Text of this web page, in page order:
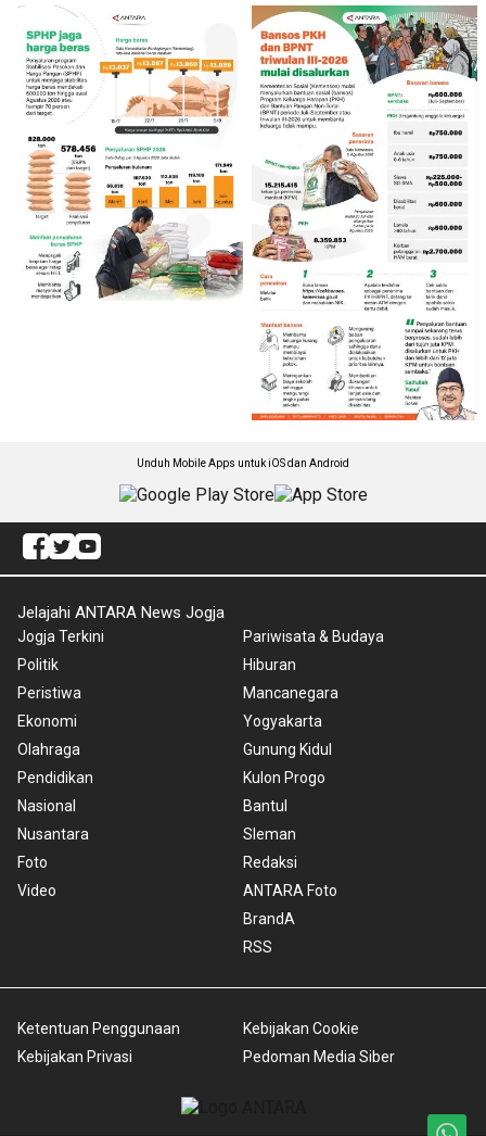
Unduh Mobile Apps untuk iOS dan Android
Jelajahi ANTARA News Jogja
Jogja Terkini
Politik
Peristiwa
Ekonomi
Olahraga
Pendidikan
Nasional
Nusantara
Foto
Video
Pariwisata & Budaya
Hiburan
Mancanegara
Yogyakarta
Gunung Kidul
Kulon Progo
Bantul
Sleman
Redaksi
ANTARA Foto
BrandA
RSS
Ketentuan Penggunaan
Kebijakan Privasi
Kebijakan Cookie
Pedoman Media Siber